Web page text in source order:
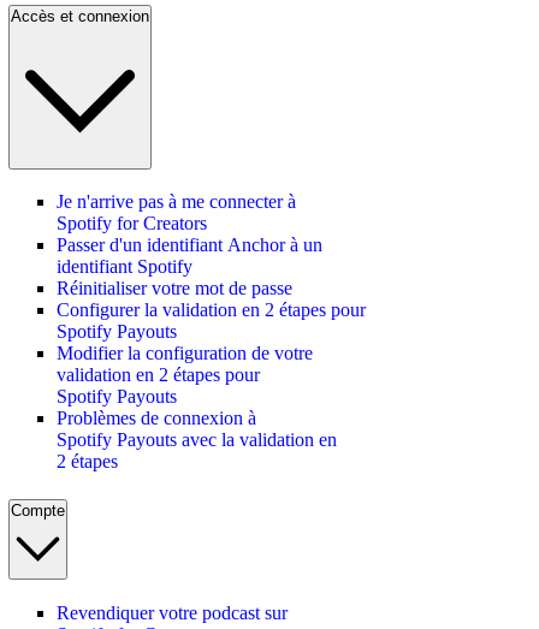
Accès et connexion
Je n'arrive pas à me connecter à
Spotify for Creators
Passer d'un identifiant Anchor à un
identifiant Spotify
Réinitialiser votre mot de passe
Configurer la validation en 2 étapes pour
Spotify Payouts
Modifier la configuration de votre
validation en 2 étapes pour
Spotify Payouts
Problèmes de connexion à
Spotify Payouts avec la validation en
2 étapes
Compte
Revendiquer votre podcast sur